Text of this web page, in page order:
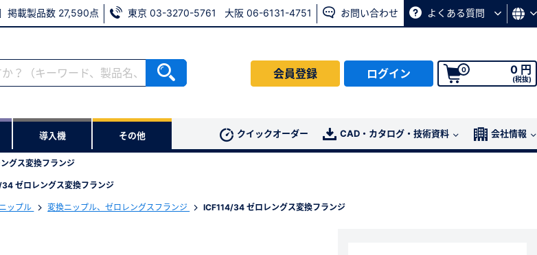
掲載製品数 27,590点 東京 03-3270-5761 大阪 06-6131-4751 お問い合わせ よくある質問
会員登録 ログイン 0 0 円
(税抜)
導入機 その他 クイックオーダー CAD・カタログ・技術資料 会社情報
グス変換フランジ
ゼロレングス変換フランジ
ニップル 変換ニップル、ゼロレングスフランジ ICF114/34 ゼロレングス変換フランジ
。
会員の方はこちら